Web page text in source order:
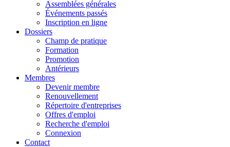
Assemblées générales
Événements passés
Inscription en ligne
Dossiers
Champ de pratique
Formation
Promotion
Antérieurs
Membres
Devenir membre
Renouvellement
Répertoire d'entreprises
Offres d'emploi
Recherche d'emploi
Connexion
Contact